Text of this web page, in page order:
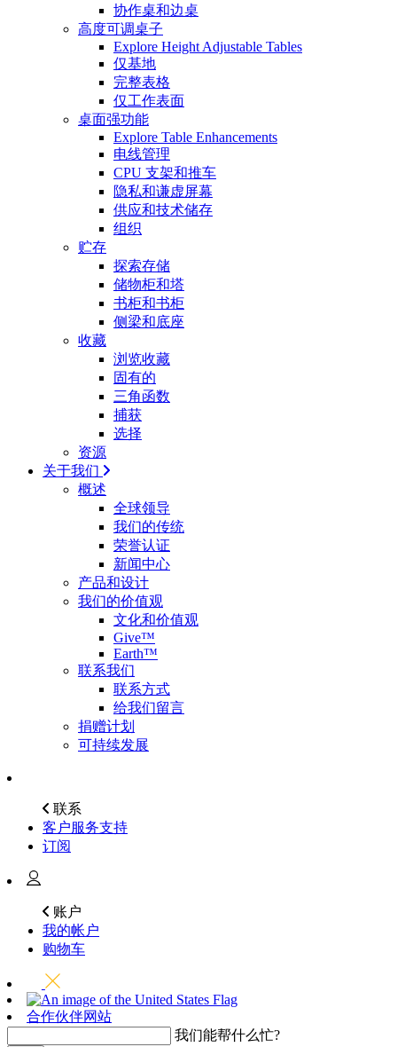
协作桌和边桌
高度可调桌子
Explore Height Adjustable Tables
仅基地
完整表格
仅工作表面
桌面强功能
Explore Table Enhancements
电线管理
CPU 支架和推车
隐私和谦虚屏幕
供应和技术储存
组织
贮存
探索存储
储物柜和塔
书柜和书柜
侧梁和底座
收藏
浏览收藏
固有的
三角函数
捕获
选择
资源
关于我们
概述
全球领导
我们的传统
荣誉认证
新闻中心
产品和设计
我们的价值观
文化和价值观
Give™
Earth™
联系我们
联系方式
给我们留言
捐赠计划
可持续发展
联系
客户服务支持
订阅
账户
我的帐户
购物车
合作伙伴网站
我们能帮什么忙?